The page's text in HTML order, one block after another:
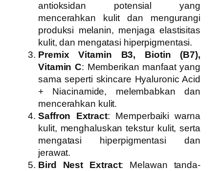
antioksidan potensial yang
mencerahkan kulit dan mengurangi
produksi melanin, menjaga elastisitas
kulit, dan mengatasi hiperpigmentasi.
Premix Vitamin B3, Biotin (B7),
Vitamin C: Memberikan manfaat yang
sama seperti skincare Hyaluronic Acid
+ Niacinamide, melembabkan dan
mencerahkan kulit.
Saffron Extract: Memperbaiki warna
kulit, menghaluskan tekstur kulit, serta
mengatasi hiperpigmentasi dan
jerawat.
Bird Nest Extract: Melawan tanda-